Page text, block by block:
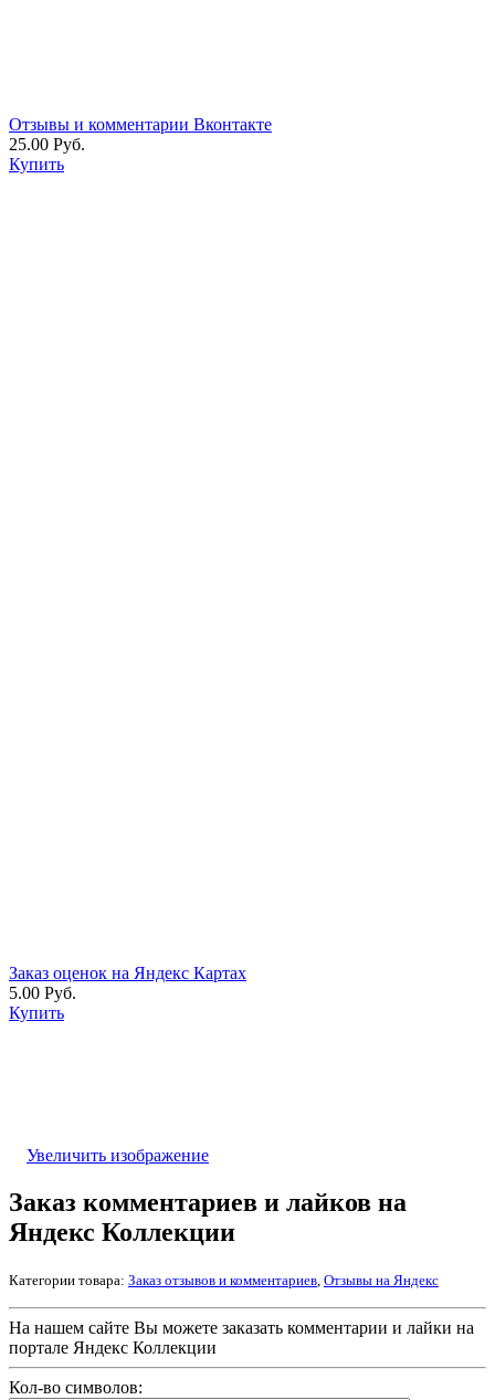
Отзывы и комментарии Вконтакте
25.00 Руб.
Купить
Заказ оценок на Яндекс Картах
5.00 Руб.
Купить
Увеличить изображение
Заказ комментариев и лайков на
Яндекс Коллекции
Категории товара: Заказ отзывов и комментариев Отзывы на Яндекс
На нашем сайте Вы можете заказать комментарии и лайки на
портале Яндекс Коллекции
Кол-во символов: